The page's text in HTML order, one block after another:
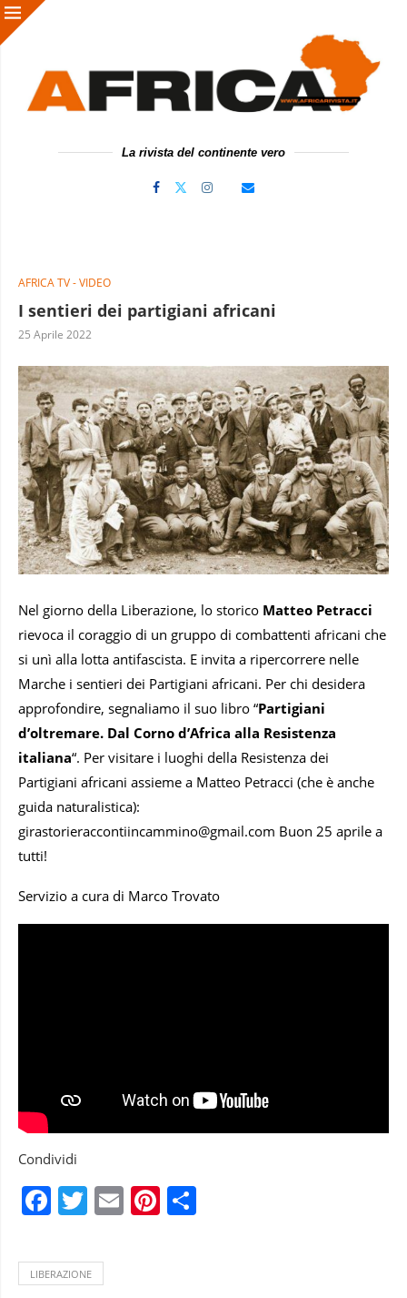
La rivista del continente vero
AFRICA TV - VIDEO
I sentieri dei partigiani africani
25 Aprile 2022
Nel giorno della Liberazione, lo storico Matteo Petracci
rievoca il coraggio di un gruppo di combattenti africani che
si unì alla lotta antifascista. E invita a ripercorrere nelle
Marche i sentieri dei Partigiani africani. Per chi desidera
approfondire, segnaliamo il suo libro “Partigiani
d’oltremare. Dal Corno d’Africa alla Resistenza
italiana“. Per visitare i luoghi della Resistenza dei
Partigiani africani assieme a Matteo Petracci (che è anche
guida naturalistica):
girastorieraccontiincammino@gmail.com Buon 25 aprile a
tutti!
Servizio a cura di Marco Trovato
Condividi
Facebook
Twitter
EmailPinterest
LIBERAZIONE